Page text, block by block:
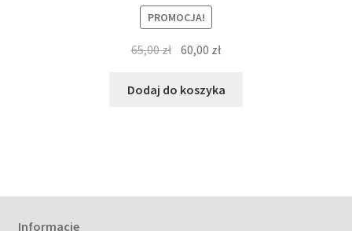
PROMOCJA!
65,00zł Pierwotna
wynosiła:
60,00 złAktualna
wynosi:
Dodaj do koszyka
Informacje